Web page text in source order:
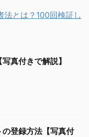
法とは？100回検証し
真付きで解説】
登録方法【写真付